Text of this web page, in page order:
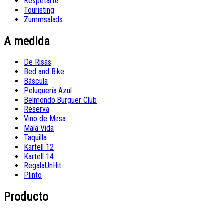
Touristing
Zummsalads
A medida
De Risas
Bed and Bike
Báscula
Peluquería Azul
Belmondo Burguer Club
Reserva
Vino de Mesa
Mala Vida
Taquilla
Kartell 12
Kartell 14
RegalaUnHit
Plinto
Producto